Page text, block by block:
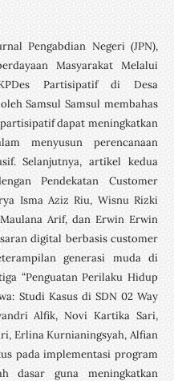
Pengabdian Negeri (JPN),
Masyarakat Melalui
Partisipatif di Desa
Samsul Samsul membahas
dapat meningkatkan
menyusun perencanaan
Selanjutnya, artikel kedua
Pendekatan Customer
Isma Aziz Riu, Wisnu Rizki
Arif, dan Erwin Erwin
digital berbasis customer
generasi muda di
“Penguatan Perilaku Hidup
Studi Kasus di SDN 02 Way
Alfik, Novi Kartika Sari,
Erlina Kurnianingsyah, Alfian
pada implementasi program
dasar guna meningkatkan